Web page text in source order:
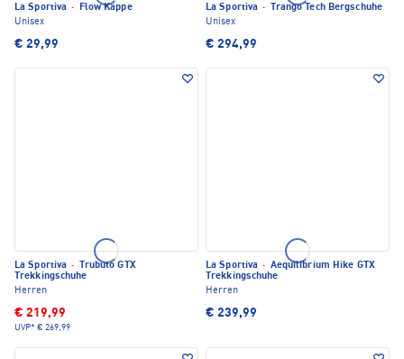
La Sportiva ·
Flow Kappe
Unisex
€ 29,99
La Sportiva ·
Trango Tech Bergschuhe
Unisex
€ 294,99
La Sportiva ·
Trubuto GTX
Trekkingschuhe
Herren
€ 219,99
UVP* € 269,99
La Sportiva · Aequilibrium Hike GTX
Trekkingschuhe
Herren
€ 239,99